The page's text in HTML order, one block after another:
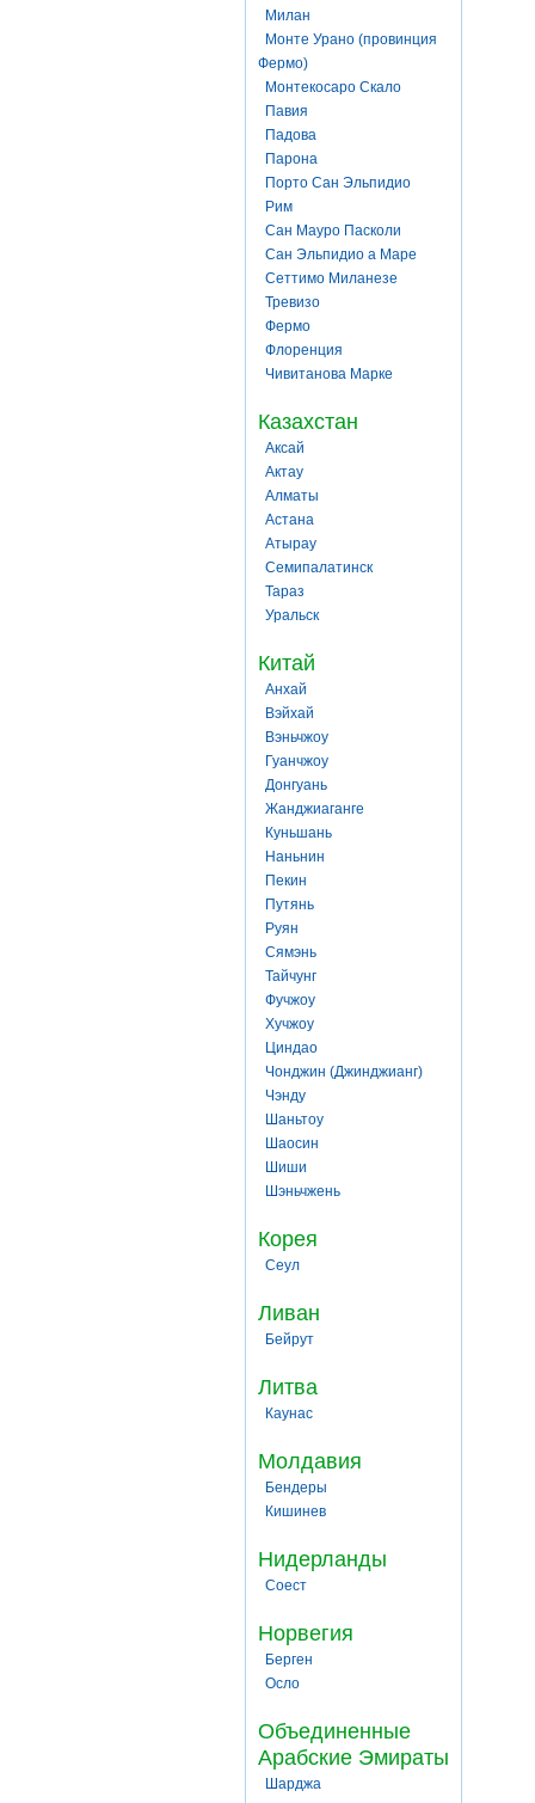
Милан
Монте Урано (провинция
Фермо)
Монтекосаро Скало
Павия
Падова
Парона
Порто Сан Эльпидио
Рим
Сан Мауро Пасколи
Сан Эльпидио а Маре
Сеттимо Миланезе
Тревизо
Фермо
Флоренция
Чивитанова Марке
Казахстан
Аксай
Актау
Алматы
Астана
Атырау
Семипалатинск
Тараз
Уральск
Китай
Анхай
Вэйхай
Вэньчжоу
Гуанчжоу
Донгуань
Жанджиаганге
Куньшань
Наньнин
Пекин
Путянь
Руян
Сямэнь
Тайчунг
Фучжоу
Хучжоу
Циндао
Чонджин (Джинджианг)
Чэнду
Шаньтоу
Шаосин
Шиши
Шэньчжень
Корея
Сеул
Ливан
Бейрут
Литва
Каунас
Молдавия
Бендеры
Кишинев
Нидерланды
Соест
Норвегия
Берген
Осло
Объединенные
Арабские Эмираты
Шарджа